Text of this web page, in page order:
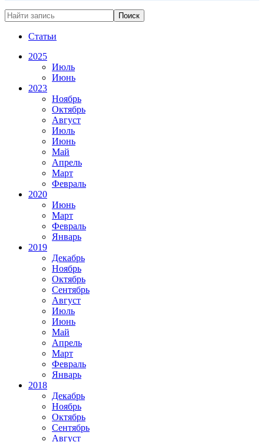
Статьи
2025
Июль
Июнь
2023
Ноябрь
Октябрь
Август
Июль
Июнь
Май
Апрель
Март
Февраль
2020
Июнь
Март
Февраль
Январь
2019
Декабрь
Ноябрь
Октябрь
Сентябрь
Август
Июль
Июнь
Май
Апрель
Март
Февраль
Январь
2018
Декабрь
Ноябрь
Октябрь
Сентябрь
Август